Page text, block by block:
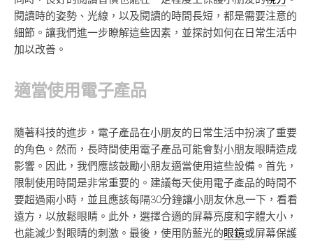
閱讀時的姿勢、光線，以及閱讀的時間長短，都是需要注意的
細節。讓我們進一步瞭解這些因素，並探討如何在日常生活中
加以改善。
適當使用電子產品
隨著科技的進步，電子產品在小朋友的日常生活中扮演了重要
的角色。然而，長時間使用電子產品可能會對小朋友眼睛造成
影響。因此，我們應該鼓勵小朋友適當使用這些設備。首先，
限制使用時間是非常重要的。建議每天使用電子產品的時間不
要超過兩小時，並且應該每隔30分鐘讓小朋友休息一下，看看
遠方，以放鬆眼睛。此外，選擇合適的屏幕亮度和字體大小，
也能減少對眼睛的刺激。最後，使用防藍光的眼鏡或屏幕保護